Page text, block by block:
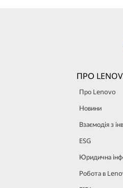
ПРО
Про Lenovo
Новини
Взаємодія з
ESG
Юридична
Робота в